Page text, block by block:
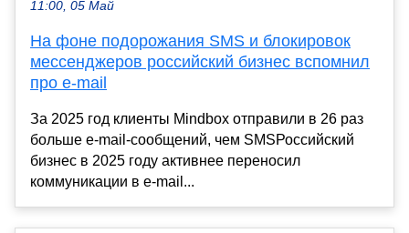
11:00, 05 Май
На фоне подорожания SMS и блокировок
мессенджеров российский бизнес вспомнил
про e-mail
За 2025 год клиенты Mindbox отправили в 26 раз
больше e-mail-сообщений, чем SMSРоссийский
бизнес в 2025 году активнее переносил
коммуникации в e-mail...